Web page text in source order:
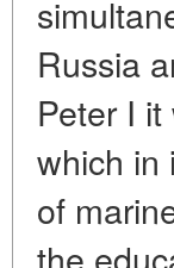
Russia
Peter I
which in
of
the